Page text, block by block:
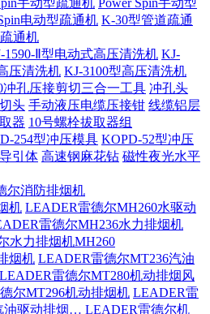
手动型疏通机 Power Spin手动型
电动型疏通机 K-30型管道疏通
通机
1590-Ⅱ型电动式高压清洗机 KJ-
压清洗机 KJ-3100型高压清洗机
冲孔压接剪切三合一工具 冲孔头
头 手动液压电缆压接钳 线缆铝层
器 10号螺栓拔取器组
254型冲压模具 KOPD-52型冲压
引体 高速钢麻花钻 磁性夜光水平
尔消防排烟机
机 LEADER雷德尔MH260水驱动
雷德尔MH236水力排烟机
水力排烟机MH260
烟机 LEADER雷德尔MT236汽油
LEADER雷德尔MT280机动排烟风
尔MT296机动排烟机 LEADER雷
油驱动排烟… LEADER雷德尔机